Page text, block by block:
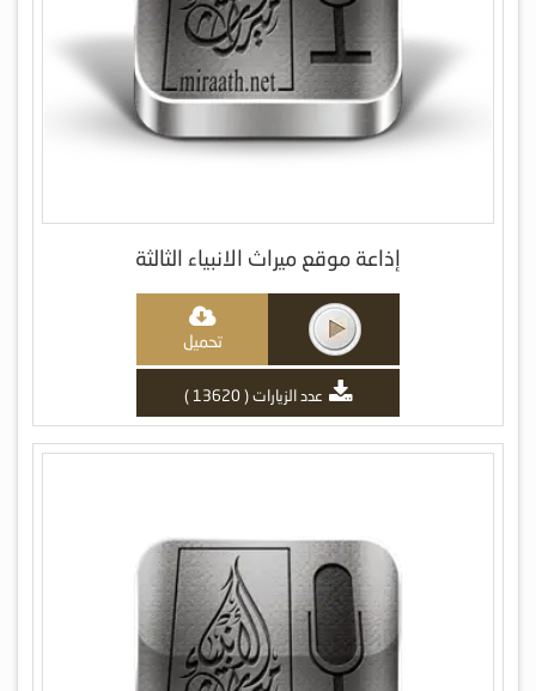
إذاعة موقع ميراث الانبياء الثالثة
تحميل
عدد الزيارات ( 13620 )